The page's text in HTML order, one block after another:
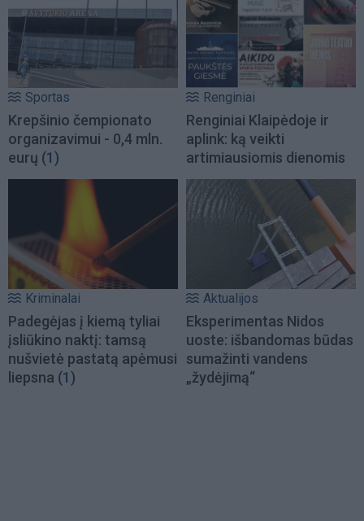
Sportas
Krepšinio čempionato
organizavimui - 0,4 mln.
eurų (1)
Renginiai
Renginiai Klaipėdoje ir
aplink: ką veikti
artimiausiomis dienomis
Kriminalai
Padegėjas į kiemą tyliai
įsliūkino naktį: tamsą
nušvietė pastatą apėmusi
liepsna (1)
Aktualijos
Eksperimentas Nidos
uoste: išbandomas būdas
sumažinti vandens
„žydėjimą“